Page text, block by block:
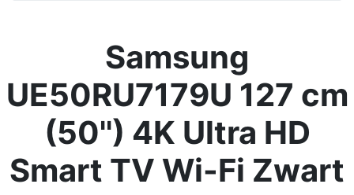
Pays de livraison
Accueil
Baisses de prix
Paramètres
Soutenez-nous
Samsung
UE50RU7179U 127 cm
(50'') 4K Ultra HD
Smart TV Wi-Fi Zwart